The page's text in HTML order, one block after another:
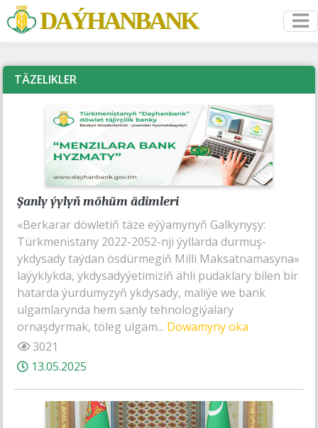
DAÝHANBANK
TÄZELIKLER
Şanly ýylyň möhüm ädimleri
«Berkarar döwletiň täze eýýamynyň Galkynyşy:
Türkmenistany 2022-2052-nji ýyllarda durmuş-
ykdysady taýdan ösdürmegiň Milli Maksatnamasyna»
laýyklykda, ykdysadyýetimiziň ähli pudaklary bilen bir
hatarda ýurdumyzyň ykdysady, maliýe we bank
ulgamlarynda hem sanly tehnologiýalary
ornaşdyrmak, töleg ulgam... Dowamyny oka
3021
13.05.2025